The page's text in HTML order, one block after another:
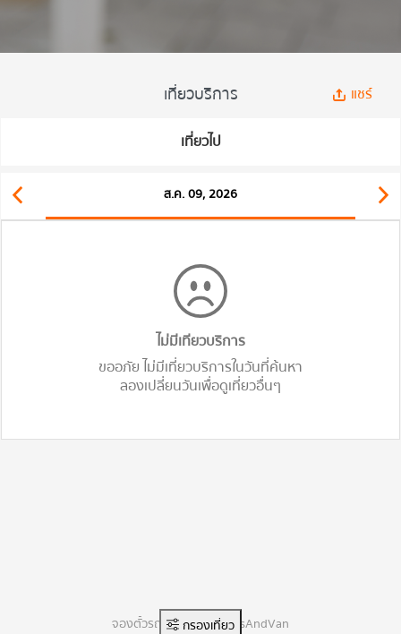
เที่ยวบริการ แชร์
เที่ยวไป
ส.ค. 09, 2026
ไม่มีเทียวบริการ
ขออภัย ไม่มีเที่ยวบริการในวันที่ค้นหา
ลองเปลี่ยนวันเพื่อดูเที่ยวอื่นๆ
กรองเที่ยว
จองตั๋วรถทัวร์ออนไลน์ BusAndVan